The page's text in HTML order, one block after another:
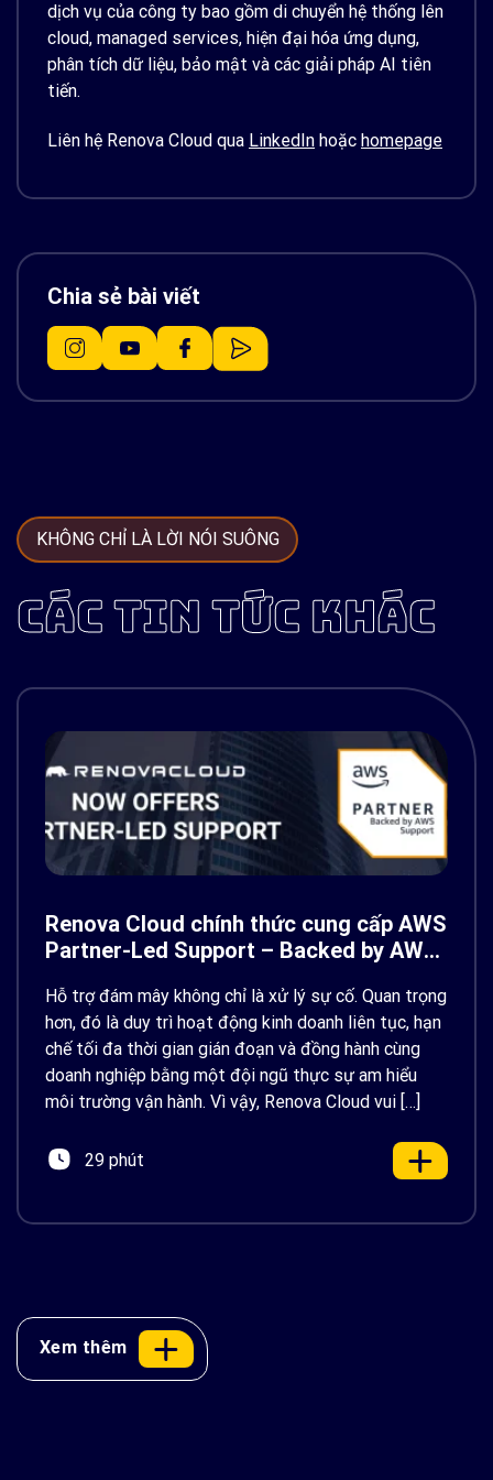
dịch vụ của công ty bao gồm di chuyển hệ thống lên
cloud, managed services, hiện đại hóa ứng dụng,
phân tích dữ liệu, bảo mật và các giải pháp AI tiên
tiến.
Liên hệ Renova Cloud qua LinkedIn hoặc homepage
Chia sẻ bài viết
KHÔNG CHỈ LÀ LỜI NÓI SUÔNG
CÁC TIN TỨC KHÁC
Renova Cloud chính thức cung cấp AWS
Partner-Led Support – Backed by AWS
Hỗ trợ đám mây không chỉ là xử lý sự cố. Quan trọng
hơn, đó là duy trì hoạt động kinh doanh liên tục, hạn
chế tối đa thời gian gián đoạn và đồng hành cùng
doanh nghiệp bằng một đội ngũ thực sự am hiểu
môi trường vận hành. Vì vậy, Renova Cloud vui […]
29 phút
Xem thêm